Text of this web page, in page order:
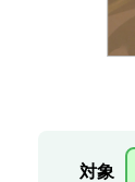
対象